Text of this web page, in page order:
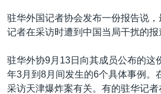
美国之音专访
重要讲话与声明
台海两岸关系
南中国海争端
其他语言网站
驻华外国记者协会发布一份报告说
记者在采访时遭到中国当局干扰的报
驻华外协9月13日向其成员公布的这
年3月到8月间发生的6个具体事例。
采访天津爆炸案有关。有的驻华记